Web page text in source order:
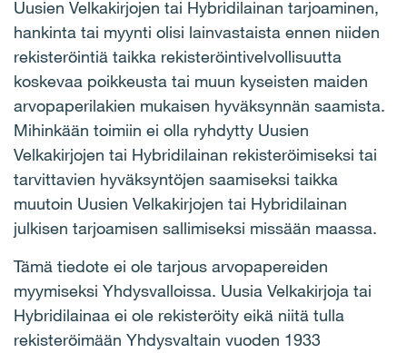
Uusien Velkakirjojen tai Hybridilainan tarjoaminen,
hankinta tai myynti olisi lainvastaista ennen niiden
rekisteröintiä taikka rekisteröintivelvollisuutta
koskevaa poikkeusta tai muun kyseisten maiden
arvopaperilakien mukaisen hyväksynnän saamista.
Mihinkään toimiin ei olla ryhdytty Uusien
Velkakirjojen tai Hybridilainan rekisteröimiseksi tai
tarvittavien hyväksyntöjen saamiseksi taikka
muutoin Uusien Velkakirjojen tai Hybridilainan
julkisen tarjoamisen sallimiseksi missään maassa.
Tämä tiedote ei ole tarjous arvopapereiden
myymiseksi Yhdysvalloissa. Uusia Velkakirjoja tai
Hybridilainaa ei ole rekisteröity eikä niitä tulla
rekisteröimään Yhdysvaltain vuoden 1933